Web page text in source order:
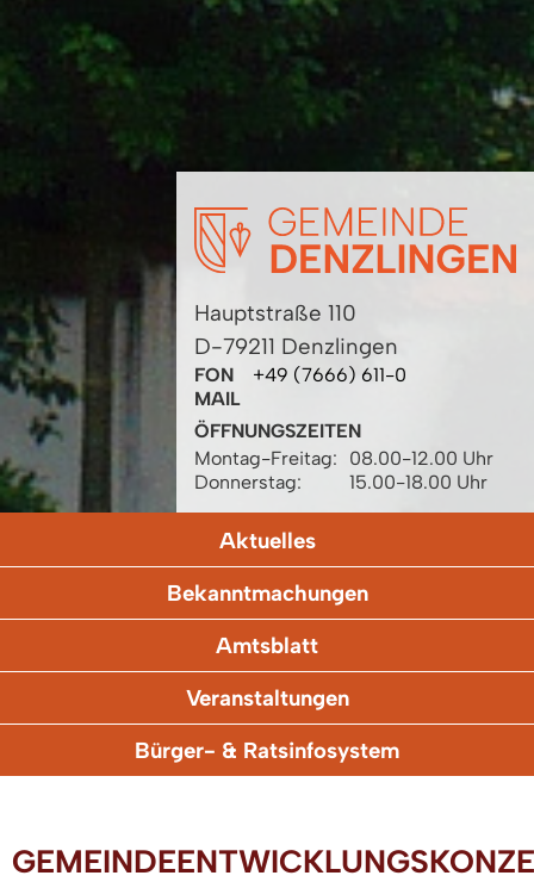
Hauptstraße 110
D-79211 Denzlingen
FON
+49 (7666) 611-0
MAIL
ÖFFNUNGSZEITEN
Montag-Freitag:
08.00-12.00 Uhr
Donnerstag:
15.00-18.00 Uhr
Aktuelles
Bekanntmachungen
Amtsblatt
Veranstaltungen
Bürger- & Ratsinfosystem